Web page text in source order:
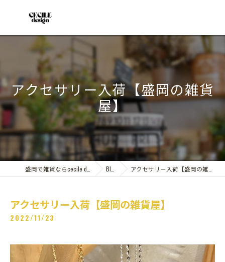
アクセサリー入荷【盛岡の雑貨
屋】
Blog アクセサリー入荷【盛岡の雑貨屋】
アクセサリー入荷【盛岡の雑貨屋】
2022/11/23